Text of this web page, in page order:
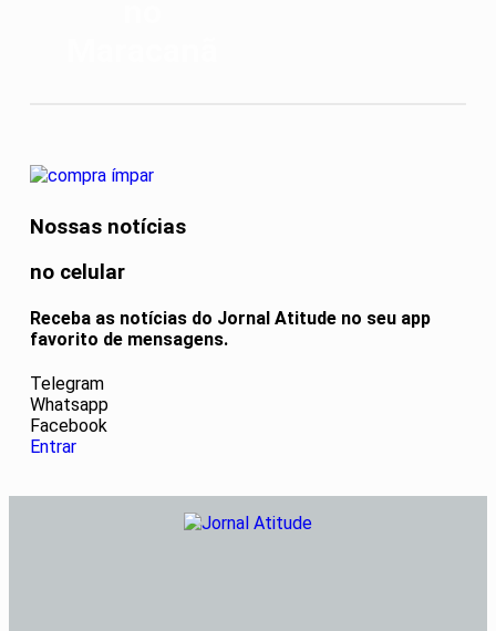
Nossas notícias
no celular
Receba as notícias do Jornal Atitude no seu app
favorito de mensagens.
Telegram
Whatsapp
Facebook
Entrar